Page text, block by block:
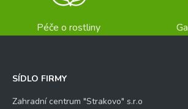
Péče o rostliny
SÍDLO FIRMY
Zahradní centrum "Strakovo" s.r.o